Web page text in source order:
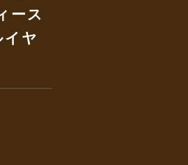
ース
ヤ